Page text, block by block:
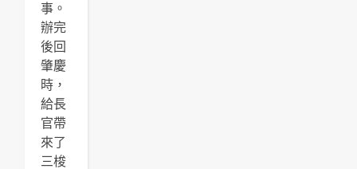
事。
辦完
後回
肇慶
時，
給長
官帶
來了
三梭